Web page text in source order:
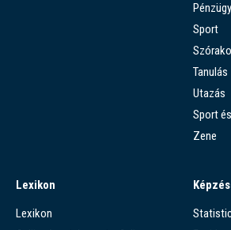
Pénzügy
Sport
Tanulás
Utazás
Sport
Zene
Lexikon
Lexikon